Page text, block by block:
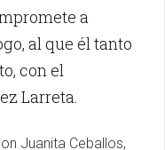
a
al que él tanto
con el
Larreta.
Juanita Ceballos,